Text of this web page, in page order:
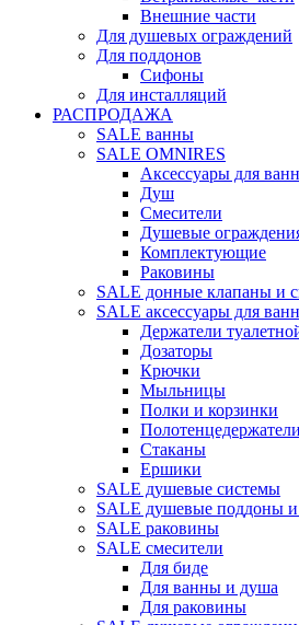
Внешние части
Для душевых ограждений
Для поддонов
Сифоны
Для инсталляций
РАСПРОДАЖА
SALE ванны
SALE OMNIRES
Аксессуары для
Душ
Смесители
Душевые
Комплектующие
Раковины
SALE донные клапаны и
SALE аксессуары для
Держатели
Дозаторы
Крючки
Мыльницы
Полки и корзинки
Полотенцедержатели
Стаканы
Ершики
SALE душевые системы
SALE душевые поддоны
SALE раковины
SALE смесители
Для биде
Для ванны и душа
Для раковины